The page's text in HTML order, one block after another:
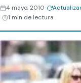
Webisodios
4 mayo, 2010
1 min de lectura